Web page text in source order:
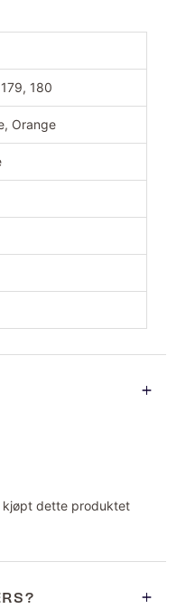
180
Orange
kjøpt dette produktet